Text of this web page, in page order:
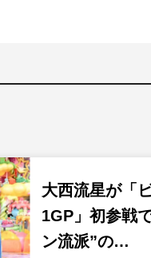
大西流星が「
1GP」初参戦
ン流派”の…